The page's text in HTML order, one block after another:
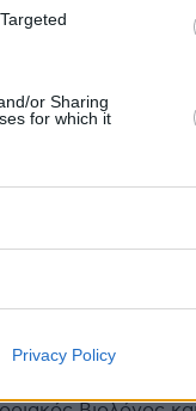
or Sharing
for which it
Privacy Policy
μάθετε πρώτοι όλες
τον Κόσμο, τη